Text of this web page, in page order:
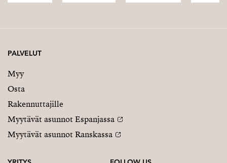
PALVELUT
Myy
Osta
Rakennuttajille
Myytävät asunnot Espanjassa
Myytävät asunnot Ranskassa